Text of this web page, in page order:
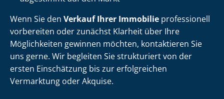
Wenn Sie den Verkauf Ihrer Immobilie professionell
vorbereiten oder zunächst Klarheit über Ihre
Möglichkeiten gewinnen möchten, kontaktieren Sie
uns gerne. Wir begleiten Sie strukturiert von der
ersten Einschätzung bis zur erfolgreichen
Vermarktung oder Akquise.